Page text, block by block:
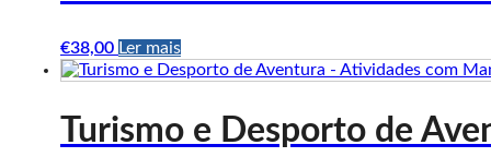
€38,00 Ler mais
Turismo e Desporto de